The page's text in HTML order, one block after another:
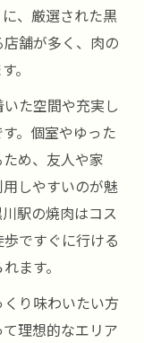
報
駅活用術
気の理由
ポイント
メニュー
方法
、厳選された黒
舗が多く、肉の
。
た空間や充実し
。個室やゆった
め、友人や家
しやすいのが魅
駅の焼肉はコス
ですぐに行ける
ます。
り味わいたい方
理想的なエリア